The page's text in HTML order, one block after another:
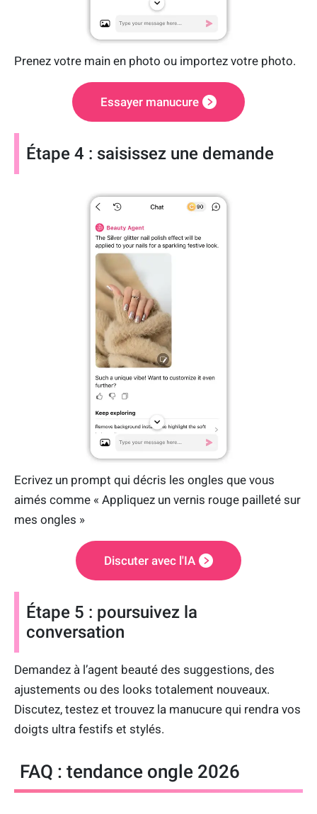
Prenez votre main en photo ou importez votre photo.
Essayer manucure
Étape 4 : saisissez une demande
Ecrivez un prompt qui décris les ongles que vous
aimés comme « Appliquez un vernis rouge pailleté sur
mes ongles »
Discuter avec l'IA
Étape 5 : poursuivez la
conversation
Demandez à l’agent beauté des suggestions, des
ajustements ou des looks totalement nouveaux.
Discutez, testez et trouvez la manucure qui rendra vos
doigts ultra festifs et stylés.
FAQ : tendance ongle 2026